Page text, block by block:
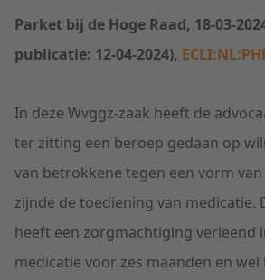
Parket bij de Hoge Raad, 18-03-
publicatie: 12-04-2024),
In deze Wvggz-zaak heeft de
ter zitting een beroep gedaan op
van betrokkene tegen een vorm
zijnde de toediening van medicatie.
heeft een zorgmachtiging verleend
medicatie voor zes maanden en